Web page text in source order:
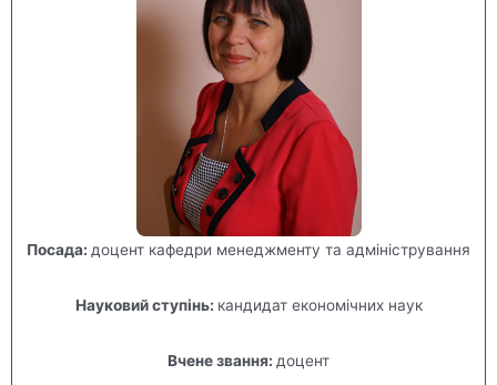
Посада: доцент кафедри менеджменту та адміністрування
Науковий ступінь: кандидат економічних наук
Вчене звання: доцент